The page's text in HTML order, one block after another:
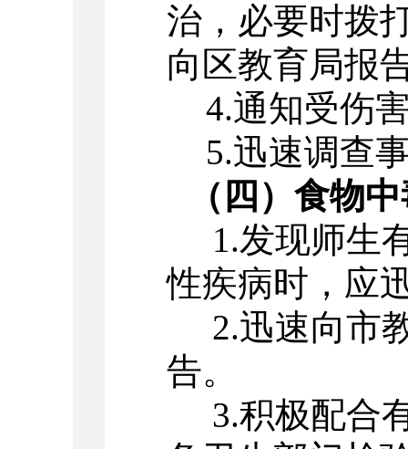
治，必要时拨
向区教育局报
4.通知受伤
5.迅速调查
（四）食物
1.发现师生
性疾病时，应
2.迅速向市
告。
3.积极配合